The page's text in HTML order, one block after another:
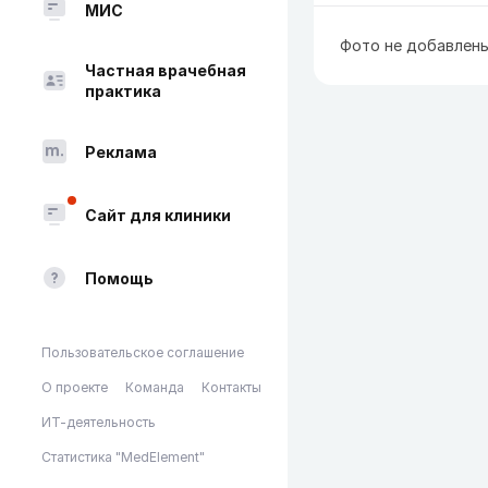
МИС
Частная врачебная
практика
Реклама
Сайт для клиники
Помощь
Пользовательское соглашение
О проекте Команда Контакты
ИТ-деятельность
Статистика "MedElement"
Фото не